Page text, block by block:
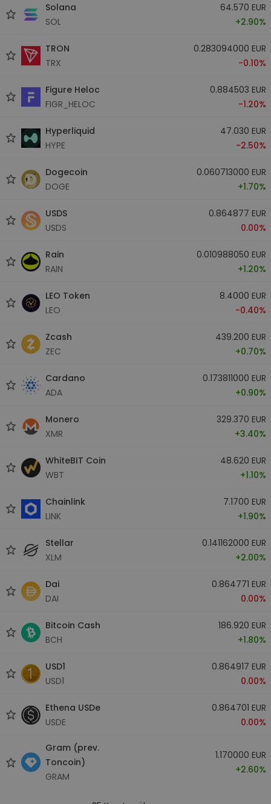
Solana
SOL
64.570 EUR
+2.90%
TRON
TRX
0.283094000 EUR
-0.10%
Figure Heloc
FIGR_HELOC
0.884503 EUR
-1.20%
Hyperliquid
HYPE
47.030 EUR
-2.50%
Dogecoin
DOGE
0.060713000 EUR
+1.70%
USDS
USDS
0.864877 EUR
0.00%
Rain
RAIN
0.010988050 EUR
+1.20%
LEO Token
LEO
8.4000 EUR
-0.40%
Zcash
ZEC
439.200 EUR
+0.70%
Cardano
ADA
0.173811000 EUR
+0.90%
Monero
XMR
329.370 EUR
+3.40%
WhiteBIT Coin
WBT
48.620 EUR
+1.10%
Chainlink
LINK
7.1700 EUR
+1.90%
Stellar
XLM
0.141162000 EUR
+2.00%
Dai
DAI
0.864771 EUR
0.00%
Bitcoin Cash
BCH
186.920 EUR
+1.80%
USD1
USD1
0.864917 EUR
0.00%
Ethena USDe
USDE
0.864701 EUR
0.00%
Gram (prev.
Toncoin)
GRAM
1.170000 EUR
+2.60%